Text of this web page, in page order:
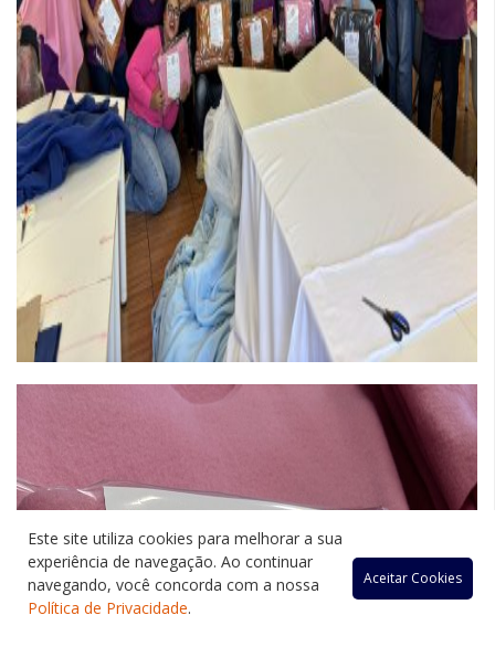
Este site utiliza cookies para melhorar a sua
experiência de navegação. Ao continuar
navegando, você concorda com a nossa
Política de Privacidade.
Aceitar Cookies